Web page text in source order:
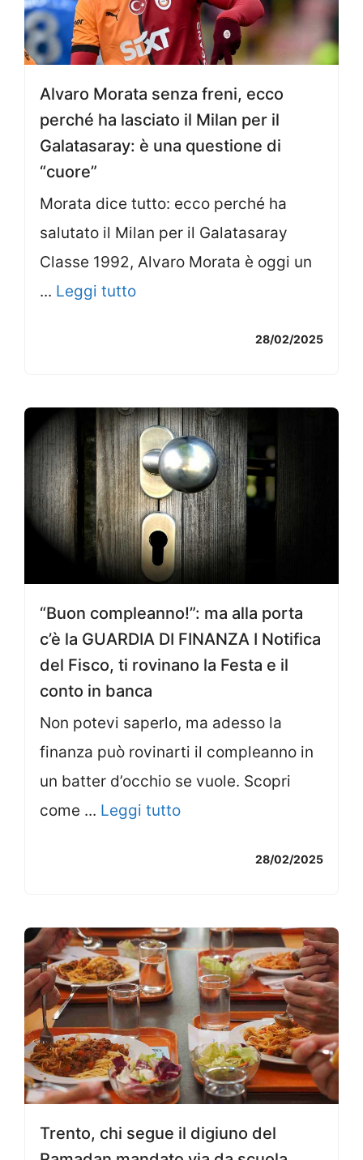
Alvaro Morata senza freni, ecco
perché ha lasciato il Milan per il
Galatasaray: è una questione di
“cuore”
Morata dice tutto: ecco perché ha
salutato il Milan per il Galatasaray
Classe 1992, Alvaro Morata è oggi un
... Leggi tutto
28/02/2025
“Buon compleanno!”: ma alla porta
c’è la GUARDIA DI FINANZA I Notifica
del Fisco, ti rovinano la Festa e il
conto in banca
Non potevi saperlo, ma adesso la
finanza può rovinarti il compleanno in
un batter d’occhio se vuole. Scopri
come ... Leggi tutto
28/02/2025
Trento, chi segue il digiuno del